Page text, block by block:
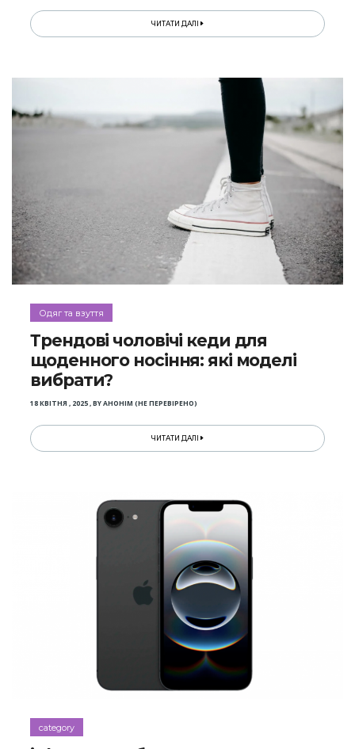
ЧИТАТИ ДАЛІ
Одяг та взуття
Трендові чоловічі кеди для
щоденного носіння: які моделі
вибрати?
18 КВІТНЯ , 2025,BYАНОНІМ (НЕ ПЕРЕВІРЕНО)
ЧИТАТИ ДАЛІ
category